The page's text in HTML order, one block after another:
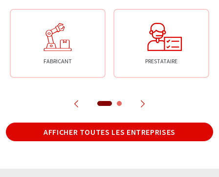
FABRICANT PRESTATAIRE
AFFICHER TOUTES LES ENTREPRISES